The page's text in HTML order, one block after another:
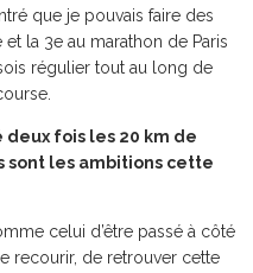
que je pouvais faire des
la 3e au marathon de Paris
régulier tout au long de
deux fois les 20 km de
sont les ambitions cette
celui d’être passé à côté
recourir, de retrouver cette